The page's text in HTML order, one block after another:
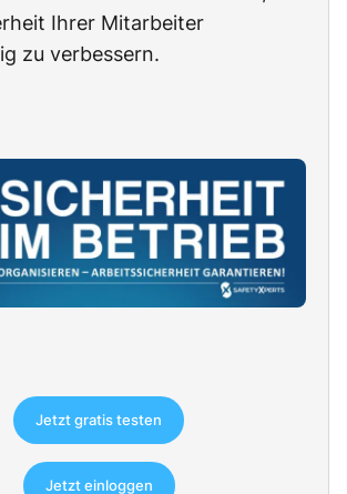
Ihrer Mitarbeiter
zu verbessern.
Jetzt gratis testen
Jetzt einloggen